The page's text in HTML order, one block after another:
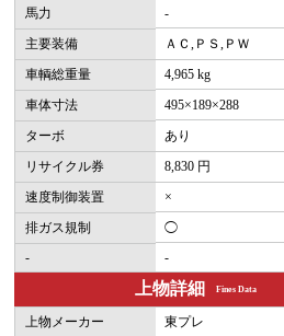
馬力
-
主要装備
ＡＣ,ＰＳ,ＰＷ
車輌総重量
4,965 kg
車体寸法
495×189×288
ターボ
あり
リサイクル券
8,830 円
速度制御装置
×
排ガス規制
◯
-
-
上物詳細 Fines Data
上物メーカー
東プレ